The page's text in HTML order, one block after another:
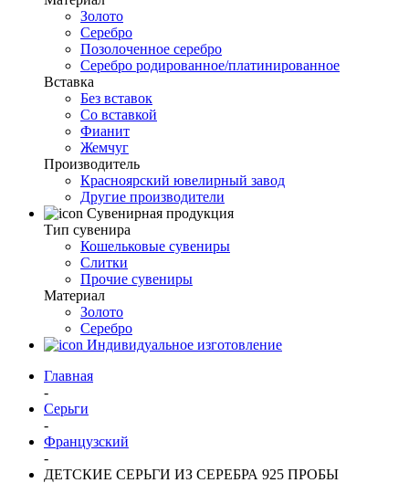
Золото
Серебро
Позолоченное серебро
Серебро родированное/платинированное
Вставка
Без вставок
Со вставкой
Фианит
Жемчуг
Производитель
Красноярский ювелирный завод
Другие производители
Сувенирная продукция
Тип сувенира
Кошельковые сувениры
Слитки
Прочие сувениры
Материал
Золото
Серебро
Индивидуальное изготовление
Главная
-
Серьги
-
Французский
-
ДЕТСКИЕ СЕРЬГИ ИЗ СЕРЕБРА 925 ПРОБЫ